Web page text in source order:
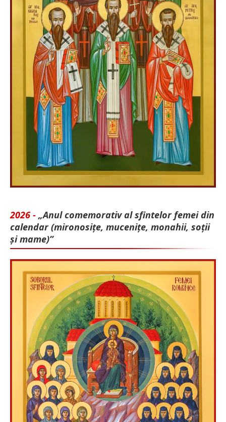
2026 - „Anul comemorativ al sfintelor femei din
calendar (mironosițe, mu­cenițe, monahii, soții
și mame)”